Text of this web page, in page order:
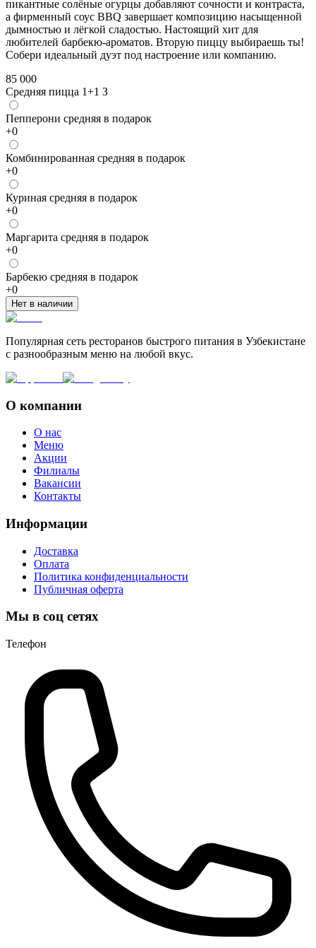
пикантные солёные огурцы добавляют сочности и контраста,
а фирменный соус BBQ завершает композицию насыщенной
дымностью и лёгкой сладостью. Настоящий хит для
любителей барбекю-ароматов. Вторую пиццу выбираешь ты!
Собери идеальный дуэт под настроение или компанию.
85 000
Средняя пицца 1+1 З
Пепперони средняя в подарок
+0
Комбинированная средняя в подарок
+0
Куриная средняя в подарок
+0
Маргарита средняя в подарок
+0
Барбекю средняя в подарок
+0
Нет в наличии
Популярная сеть ресторанов быстрого питания в Узбекистане
с разнообразным меню на любой вкус.
О компании
О нас
Меню
Акции
Филиалы
Вакансии
Контакты
Информации
Доставка
Оплата
Политика конфиденциальности
Публичная оферта
Мы в соц сетях
Телефон